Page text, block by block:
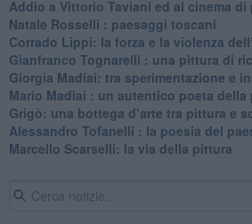
​Addio a Vittorio Taviani ed al cinema di
​Natale Rosselli : paesaggi toscani
​Corrado Lippi: la forza e la violenza
Gianfranco Tognarelli : una pittura di
Giorgia Madiai: tra sperimentazione e
Mario Madiai : un autentico poeta della
Grigò: una bottega d’arte tra pittura e
Alessandro Tofanelli : la poesia del
​Marcello Scarselli: la via della pittura